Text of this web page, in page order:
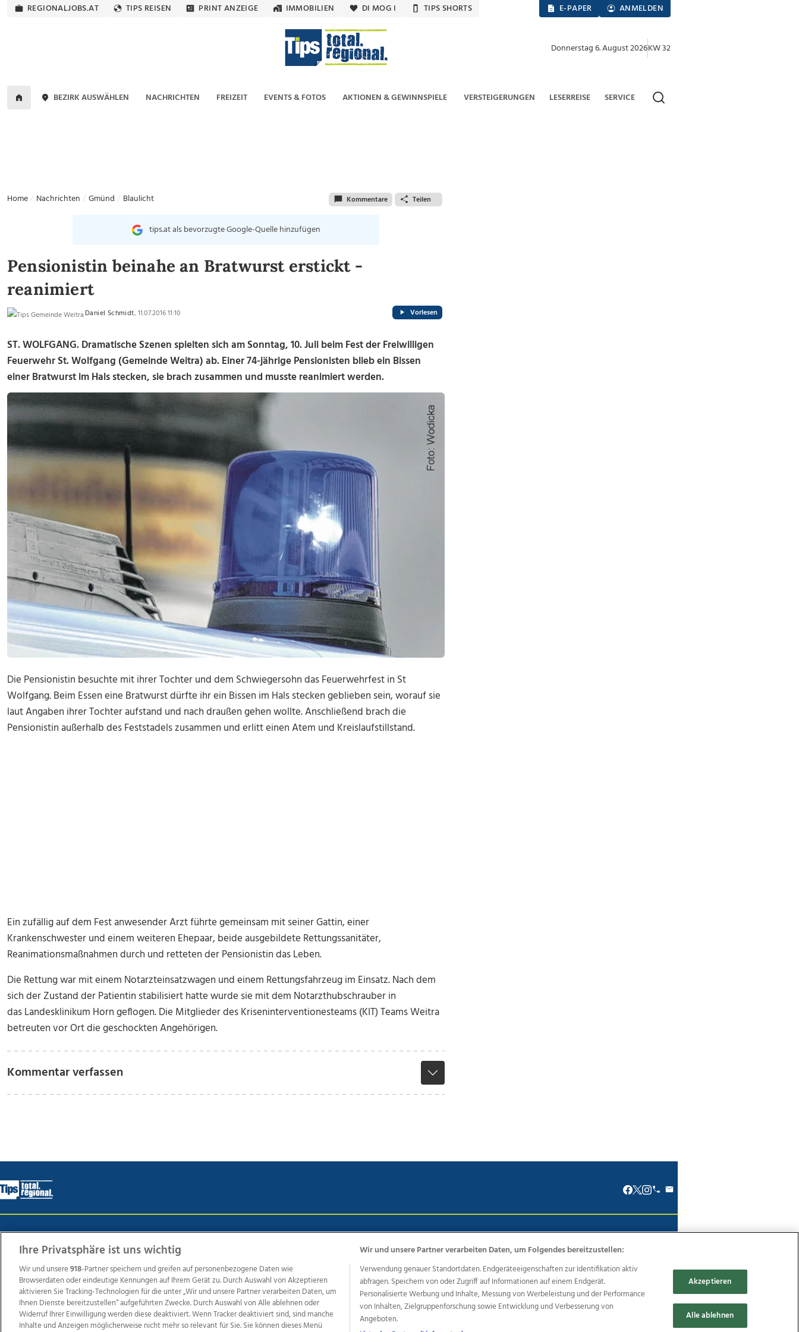
REGIONALJOBS.AT TIPS REISEN PRINT ANZEIGE IMMOBILIEN DI MOG I TIPS SHORTS E-PAPER ANMELDEN
Donnerstag 6. August 2026KW 32
BEZIRK AUSWÄHLEN NACHRICHTEN FREIZEIT EVENTS & FOTOS AKTIONEN & GEWINNSPIELE VERSTEIGERUNGEN LESERREISE SERVICE
Home Nachrichten Gmünd Blaulicht Kommentare Teilen
tips.at als bevorzugte Google-Quelle hinzufügen
Pensionistin beinahe an Bratwurst erstickt -
reanimiert
Daniel Schmidt, 11.07.2016 11:10 Vorlesen
ST. WOLFGANG. Dramatische Szenen spielten sich am Sonntag, 10. Juli beim Fest der Freiwilligen
Feuerwehr St. Wolfgang (Gemeinde Weitra) ab. Einer 74-jährige Pensionisten blieb ein Bissen
einer Bratwurst im Hals stecken, sie brach zusammen und musste reanimiert werden.
Die Pensionistin besuchte mit ihrer Tochter und dem Schwiegersohn das Feuerwehrfest in St
Wolfgang. Beim Essen eine Bratwurst dürfte ihr ein Bissen im Hals stecken geblieben sein, worauf sie
laut Angaben ihrer Tochter aufstand und nach draußen gehen wollte. Anschließend brach die
Pensionistin außerhalb des Feststadels zusammen und erlitt einen Atem und Kreislaufstillstand.
Ein zufällig auf dem Fest anwesender Arzt führte gemeinsam mit seiner Gattin, einer
Krankenschwester und einem weiteren Ehepaar, beide ausgebildete Rettungssanitäter,
Reanimationsmaßnahmen durch und retteten der Pensionistin das Leben.
Die Rettung war mit einem Notarzteinsatzwagen und einem Rettungsfahrzeug im Einsatz. Nach dem
sich der Zustand der Patientin stabilisiert hatte wurde sie mit dem Notarzthubschrauber in
das Landesklinikum Horn geflogen. Die Mitglieder des Kriseninterventionesteams (KIT) Teams Weitra
betreuten vor Ort die geschockten Angehörigen.
Kommentar verfassen
Weitere Angebote des Medienhauses Wimmer
TV1 di-mog-i.at OÖNow Ischler Woche Life Radio OÖNachrichten OÖN Immobilien OÖN Karriere OÖN Reise
Promenaden Galerien
Regionaljobs
wasistlos.at wirtrauern.at
Ihre Privatsphäre ist uns wichtig
Wir und unsere918-Partner speichern und greifen auf personenbezogene Daten wie
Browserdaten oder eindeutige Kennungen auf Ihrem Gerät zu. Durch Auswahl von Akzeptieren
aktivieren Sie Tracking-Technologien für die unter „Wir und unsere Partner verarbeiten Daten, um
Ihnen Dienste bereitzustellen“ aufgeführten Zwecke. Durch Auswahl von Alle ablehnen oder
Widerruf Ihrer Einwilligung werden diese deaktiviert. Wenn Tracker deaktiviert sind, sind manche
Inhalte und Anzeigen möglicherweise nicht mehr so relevant für Sie. Sie können dieses Menü
Wir und unsere Partner verarbeiten Daten, um Folgendes bereitzustellen:
Verwendung genauer Standortdaten. Endgeräteeigenschaften zur Identifikation aktiv
abfragen. Speichern von oder Zugriff auf Informationen auf einem Endgerät.
Personalisierte Werbung und Inhalte, Messung von Werbeleistung und der Performance
von Inhalten, Zielgruppenforschung sowie Entwicklung und Verbesserung von
Angeboten.
Akzeptieren
Alle ablehnen